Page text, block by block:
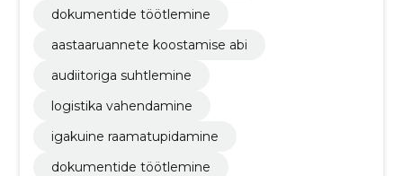
dokumentide töötlemine
aastaaruannete koostamise abi
audiitoriga suhtlemine
logistika vahendamine
igakuine raamatupidamine
dokumentide töötlemine